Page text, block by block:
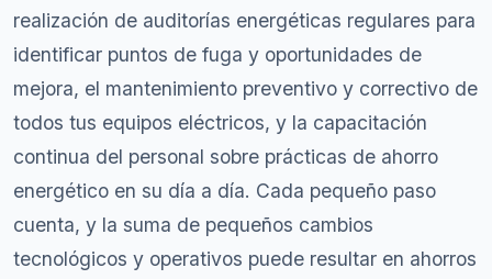
realización de auditorías energéticas regulares para
identificar puntos de fuga y oportunidades de
mejora, el mantenimiento preventivo y correctivo de
todos tus equipos eléctricos, y la capacitación
continua del personal sobre prácticas de ahorro
energético en su día a día. Cada pequeño paso
cuenta, y la suma de pequeños cambios
tecnológicos y operativos puede resultar en ahorros